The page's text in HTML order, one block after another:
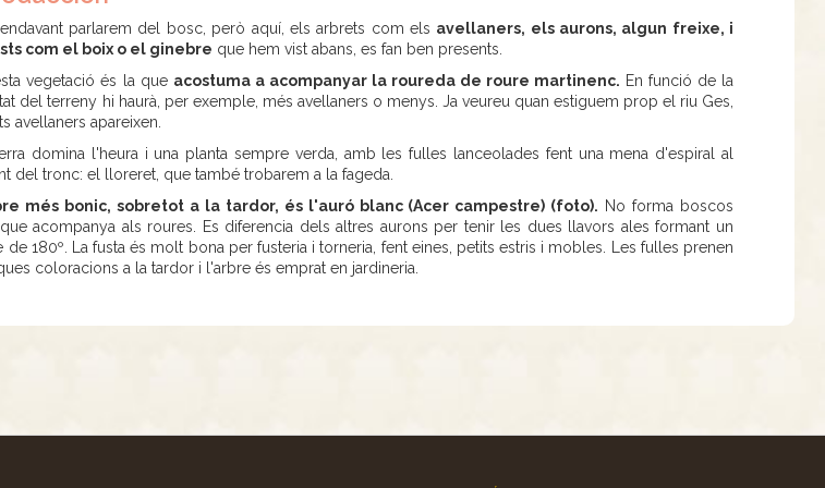
parlarem del bosc, però aquí, els arbrets com els avellaners, els aurons, algun freixe, i
com el boix o el ginebre que hem vist abans, es fan ben presents.
vegetació és la que acostuma a acompanyar la roureda de roure martinenc. En funció de la
del terreny hi haurà, per exemple, més avellaners o menys. Ja veureu quan estiguem prop el riu Ges,
avellaners apareixen.
domina l'heura i una planta sempre verda, amb les fulles lanceolades fent una mena d'espiral al
del tronc: el lloreret, que també trobarem a la fageda.
més bonic, sobretot a la tardor, és l'auró blanc (Acer campestre) (foto). No forma boscos
acompanya als roures. Es diferencia dels altres aurons per tenir les dues llavors ales formant un
de 180º. La fusta és molt bona per fusteria i torneria, fent eines, petits estris i mobles. Les fulles prenen
coloracions a la tardor i l'arbre és emprat en jardineria.